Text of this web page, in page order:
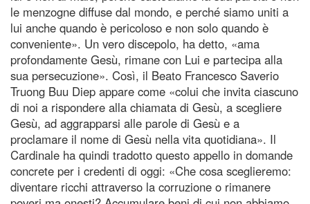
le menzogne diffuse dal mondo, e perché siamo uniti a
lui anche quando è pericoloso e non solo quando è
conveniente». Un vero discepolo, ha detto, «ama
profondamente Gesù, rimane con Lui e partecipa alla
sua persecuzione». Così, il Beato Francesco Saverio
Truong Buu Diep appare come «colui che invita ciascuno
di noi a rispondere alla chiamata di Gesù, a scegliere
Gesù, ad aggrapparsi alle parole di Gesù e a
proclamare il nome di Gesù nella vita quotidiana». Il
Cardinale ha quindi tradotto questo appello in domande
concrete per i credenti di oggi: «Che cosa sceglieremo:
diventare ricchi attraverso la corruzione o rimanere